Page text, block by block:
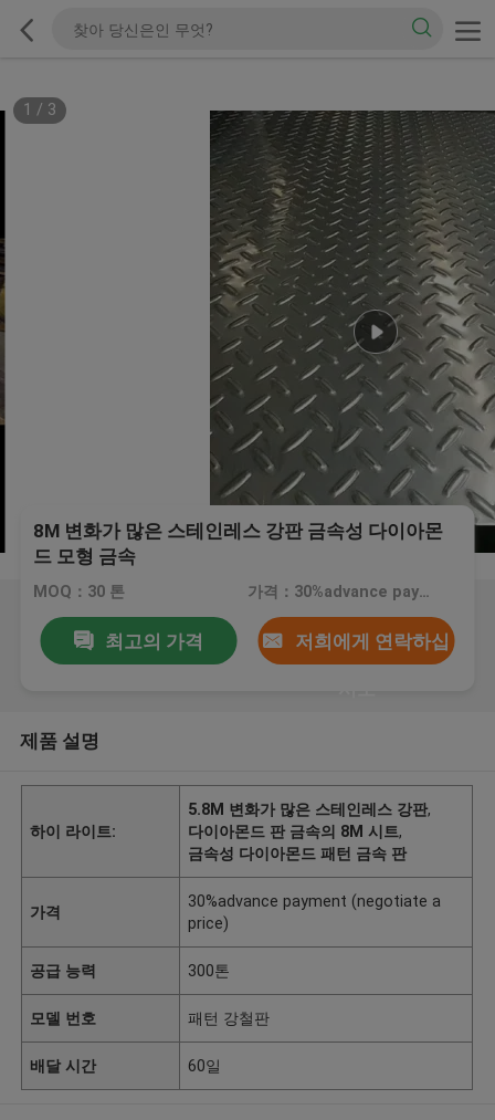
1 / 3
8M 변화가 많은 스테인레스 강판 금속성 다이아몬
드 모형 금속
MOQ：30 톤 가격：30%advance payment (negotiate a price)
최고의 가격 저희에게 연락하십
제품 설명
하이 라이트:
5.8M 변화가 많은 스테인레스 강판,
다이아몬드 판 금속의 8M 시트,
금속성 다이아몬드 패턴 금속 판
가격
30%advance payment (negotiate a
price)
공급 능력 300톤
모델 번호 패턴 강철판
배달 시간 60일